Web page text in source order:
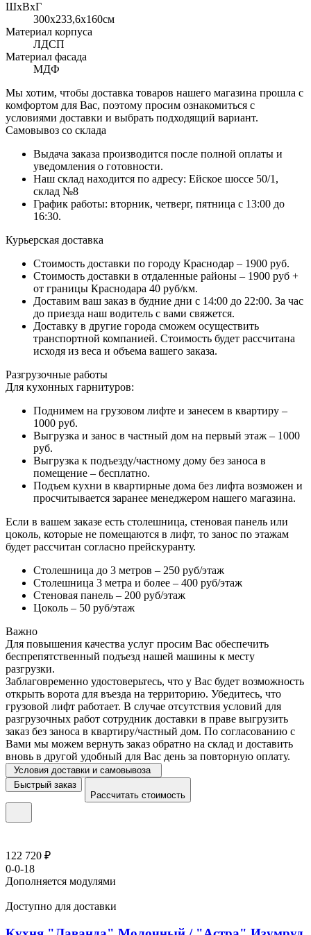
ШхВхГ
300x233,6х160см
Материал корпуса
ЛДСП
Материал фасада
МДФ
Мы хотим, чтобы доставка товаров нашего магазина прошла с
комфортом для Вас, поэтому просим ознакомиться с
условиями доставки и выбрать подходящий вариант.
Самовывоз со склада
Выдача заказа производится после полной оплаты и
уведомления о готовности.
Наш склад находится по адресу: Ейское шоссе 50/1,
склад №8
График работы: вторник, четверг, пятница с 13:00 до
16:30.
Курьерская доставка
Стоимость доставки по городу Краснодар – 1900 руб.
Стоимость доставки в отдаленные районы – 1900 руб +
от границы Краснодара 40 руб/км.
Доставим ваш заказ в будние дни с 14:00 до 22:00. За час
до приезда наш водитель с вами свяжется.
Доставку в другие города сможем осуществить
транспортной компанией. Стоимость будет рассчитана
исходя из веса и объема вашего заказа.
Разгрузочные работы
Для кухонных гарнитуров:
Поднимем на грузовом лифте и занесем в квартиру –
1000 руб.
Выгрузка и занос в частный дом на первый этаж – 1000
руб.
Выгрузка к подъезду/частному дому без заноса в
помещение – бесплатно.
Подъем кухни в квартирные дома без лифта возможен и
просчитывается заранее менеджером нашего магазина.
Если в вашем заказе есть столешница, стеновая панель или
цоколь, которые не помещаются в лифт, то занос по этажам
будет рассчитан согласно прейскуранту.
Столешница до 3 метров – 250 руб/этаж
Столешница 3 метра и более – 400 руб/этаж
Стеновая панель – 200 руб/этаж
Цоколь – 50 руб/этаж
Важно
Для повышения качества услуг просим Вас обеспечить
беспрепятственный подъезд нашей машины к месту
разгрузки.
Заблаговременно удостоверьтесь, что у Вас будет возможность
открыть ворота для въезда на территорию. Убедитесь, что
грузовой лифт работает. В случае отсутствия условий для
разгрузочных работ сотрудник доставки в праве выгрузить
заказ без заноса в квартиру/частный дом. По согласованию с
Вами мы можем вернуть заказ обратно на склад и доставить
вновь в другой удобный для Вас день за повторную оплату.
Условия доставки и самовывоза
Быстрый заказ
Рассчитать стоимость
122 720 ₽
0-0-18
Дополняется модулями
Доступно для доставки